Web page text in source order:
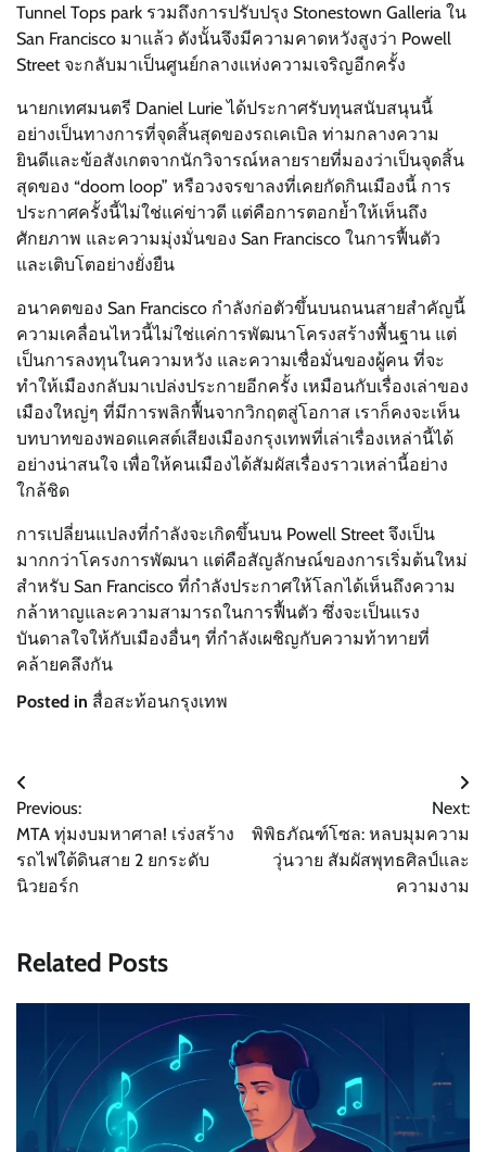
Tunnel Tops park รวมถึงการปรับปรุง Stonestown Galleria ใน
San Francisco มาแล้ว ดังนั้นจึงมีความคาดหวังสูงว่า Powell
Street จะกลับมาเป็นศูนย์กลางแห่งความเจริญอีกครั้ง
นายกเทศมนตรี Daniel Lurie ได้ประกาศรับทุนสนับสนุนนี้
อย่างเป็นทางการที่จุดสิ้นสุดของรถเคเบิล ท่ามกลางความ
ยินดีและข้อสังเกตจากนักวิจารณ์หลายรายที่มองว่าเป็นจุดสิ้น
สุดของ “doom loop” หรือวงจรขาลงที่เคยกัดกินเมืองนี้ การ
ประกาศครั้งนี้ไม่ใช่แค่ข่าวดี แต่คือการตอกย้ำให้เห็นถึง
ศักยภาพ และความมุ่งมั่นของ San Francisco ในการฟื้นตัว
และเติบโตอย่างยั่งยืน
อนาคตของ San Francisco กำลังก่อตัวขึ้นบนถนนสายสำคัญนี้
ความเคลื่อนไหวนี้ไม่ใช่แค่การพัฒนาโครงสร้างพื้นฐาน แต่
เป็นการลงทุนในความหวัง และความเชื่อมั่นของผู้คน ที่จะ
ทำให้เมืองกลับมาเปล่งประกายอีกครั้ง เหมือนกับเรื่องเล่าของ
เมืองใหญ่ๆ ที่มีการพลิกฟื้นจากวิกฤตสู่โอกาส เราก็คงจะเห็น
บทบาทของพอดแคสต์เสียงเมืองกรุงเทพที่เล่าเรื่องเหล่านี้ได้
อย่างน่าสนใจ เพื่อให้คนเมืองได้สัมผัสเรื่องราวเหล่านี้อย่าง
ใกล้ชิด
การเปลี่ยนแปลงที่กำลังจะเกิดขึ้นบน Powell Street จึงเป็น
มากกว่าโครงการพัฒนา แต่คือสัญลักษณ์ของการเริ่มต้นใหม่
สำหรับ San Francisco ที่กำลังประกาศให้โลกได้เห็นถึงความ
กล้าหาญและความสามารถในการฟื้นตัว ซึ่งจะเป็นแรง
บันดาลใจให้กับเมืองอื่นๆ ที่กำลังเผชิญกับความท้าทายที่
คล้ายคลึงกัน
Posted in สื่อสะท้อนกรุงเทพ
Post
navigation
Previous:
MTA ทุ่มงบมหาศาล! เร่งสร้าง
รถไฟใต้ดินสาย 2 ยกระดับ
นิวยอร์ก
Next:
พิพิธภัณฑ์โซล: หลบมุมความ
วุ่นวาย สัมผัสพุทธศิลป์และ
ความงาม
Related Posts